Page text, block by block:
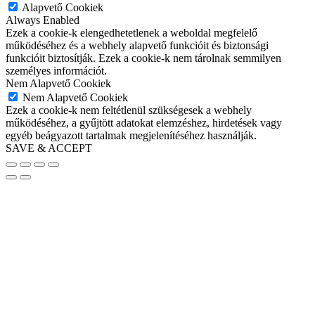
Alapvető Cookiek
Always Enabled
Ezek a cookie-k elengedhetetlenek a weboldal megfelelő
működéséhez és a webhely alapvető funkcióit és biztonsági
funkcióit biztosítják. Ezek a cookie-k nem tárolnak semmilyen
személyes információt.
Nem Alapvető Cookiek
Nem Alapvető Cookiek
Ezek a cookie-k nem feltétlenül szükségesek a webhely
működéséhez, a gyűjtött adatokat elemzéshez, hirdetések vagy
egyéb beágyazott tartalmak megjelenítéséhez használják.
SAVE & ACCEPT